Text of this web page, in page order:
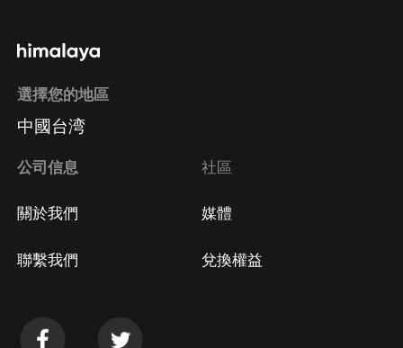
選擇您的地區
中國台湾
公司信息
關於我們
聯繫我們
社區
媒體
兌換權益